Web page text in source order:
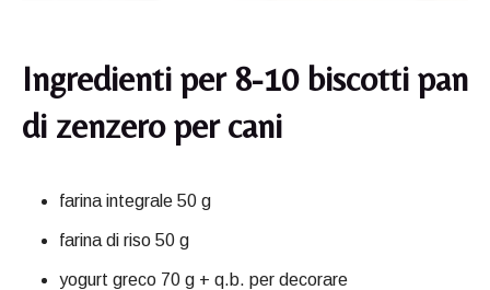
Ingredienti per 8-10 biscotti pan
di zenzero per cani
farina integrale 50 g
farina di riso 50 g
yogurt greco 70 g + q.b. per decorare